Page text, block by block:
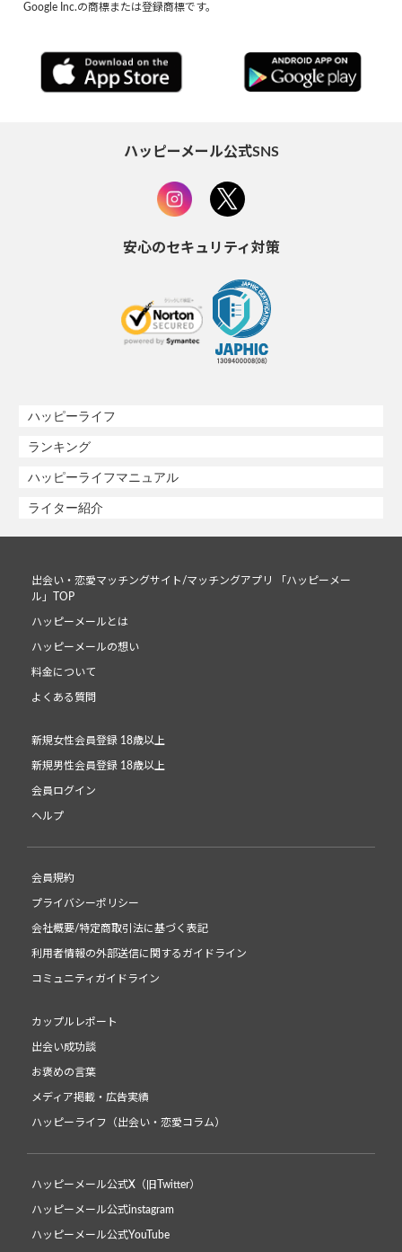
Google Inc.の商標または登録商標です。
ハッピーメール公式SNS
安心のセキュリティ対策
ハッピーライフ
ランキング
ハッピーライフマニュアル
ライター紹介
出会い・恋愛マッチングサイト/マッチングアプリ 「ハッピーメー
ル」TOP
ハッピーメールとは
ハッピーメールの想い
料金について
よくある質問
新規女性会員登録 18歳以上
新規男性会員登録 18歳以上
会員ログイン
ヘルプ
会員規約
プライバシーポリシー
会社概要/特定商取引法に基づく表記
利用者情報の外部送信に関するガイドライン
コミュニティガイドライン
カップルレポート
出会い成功談
お褒めの言葉
メディア掲載・広告実績
ハッピーライフ（出会い・恋愛コラム）
ハッピーメール公式X（旧Twitter）
ハッピーメール公式instagram
ハッピーメール公式YouTube